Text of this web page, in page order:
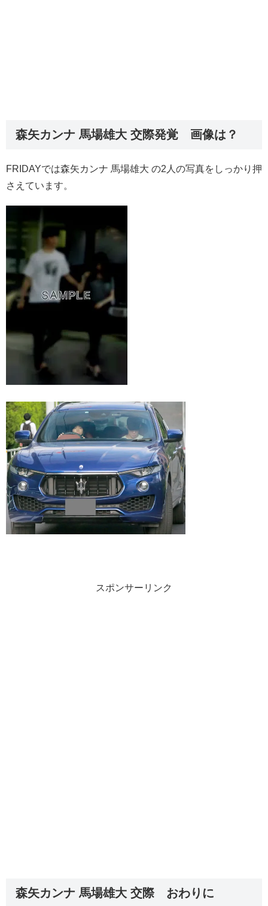
森矢カンナ 馬場雄大 交際発覚 画像は？
FRIDAYでは森矢カンナ 馬場雄大 の2人の写真をしっかり押
さえています。
スポンサーリンク
森矢カンナ 馬場雄大 交際 おわりに